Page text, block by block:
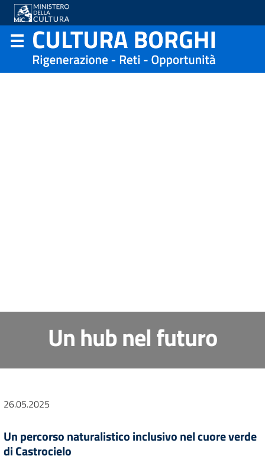
Un hub nel futuro
26.05.2025
Un percorso naturalistico inclusivo nel cuore verde
di Castrocielo